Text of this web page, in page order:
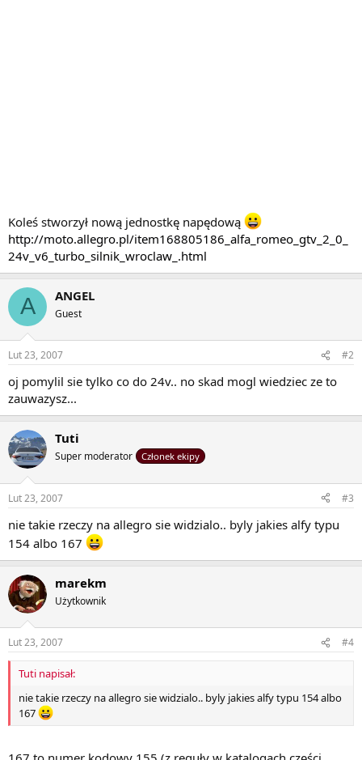
Koleś stworzył nową jednostkę napędową
http://moto.allegro.pl/item168805186_alfa_romeo_gtv_2_0_
24v_v6_turbo_silnik_wroclaw_.html
A ANGEL
Guest
Lut 23, 2007 #2
oj pomylil sie tylko co do 24v.. no skad mogl wiedziec ze to
zauwazysz...
Tuti
Super moderator Członek ekipy
Lut 23, 2007 #3
nie takie rzeczy na allegro sie widzialo.. byly jakies alfy typu
154 albo 167
marekm
Użytkownik
Lut 23, 2007 #4
Tuti napisał:
nie takie rzeczy na allegro sie widzialo.. byly jakies alfy typu 154 albo
167